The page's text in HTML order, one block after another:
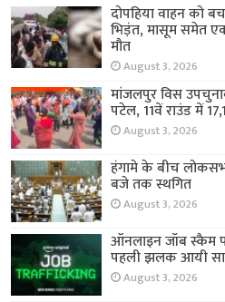
दोपहिया वाहन को
भिड़ंत, मासूम समेत
मौत
August 3, 2026
मांजलपुर विस
पटेल, 11वें राउंड में
August 3, 2026
हंगामे के बीच
बजे तक स्थगित
August 3, 2026
ऑनलाइन जॉब स्कैम
पहली झलक आयी
August 3, 2026